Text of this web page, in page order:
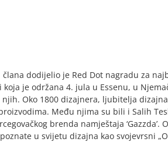
člana dodijelio je Red Dot nagradu za
je održana 4. jula u Essenu, u
Oko 1800 dizajnera, ljubitelja
Među njima su bili i Salih
brenda namještaja ‘Gazzda’.
u svijetu dizajna kao svojevrsni